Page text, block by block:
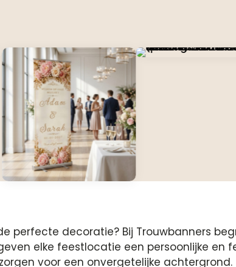
perfecte decoratie? Bij Trouwbanners
elke feestlocatie een persoonlijke en
voor een onvergetelijke achtergrond.